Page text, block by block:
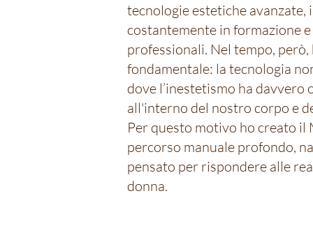
tecnologie estetiche avanzate,
costantemente in formazione
professionali. Nel tempo, però,
fondamentale: la tecnologia
dove l’inestetismo ha davvero
all'interno del nostro corpo e
Per questo motivo ho creato il
percorso manuale profondo,
pensato per rispondere alle
donna.